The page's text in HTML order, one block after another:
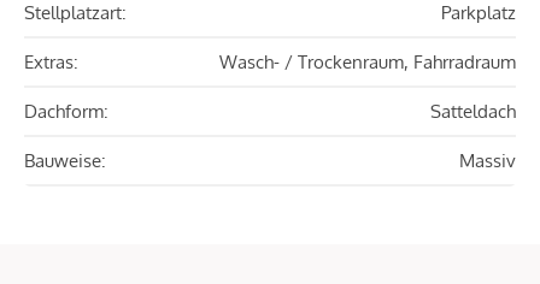
Stellplatzart: Parkplatz
Extras: Wasch- / Trockenraum, Fahrradraum
Dachform: Satteldach
Bauweise: Massiv